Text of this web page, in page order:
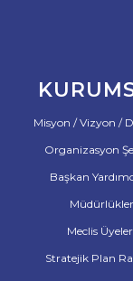
Misyon / Vizyon /
Organizasyon
Başkan
Müdürlükler
Meclis
Stratejik Plan